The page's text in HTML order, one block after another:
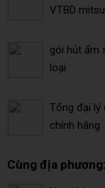
VTBD
gói hút ẩm
loại
Tổng đại lý
chính hãng
Cùng địa phương: